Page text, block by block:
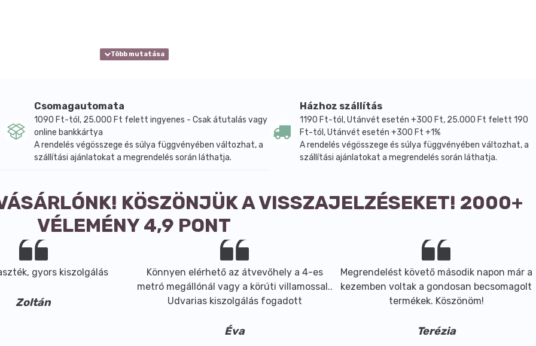
Csomagautomata
1090 Ft-tól, 25.000 Ft felett ingyenes - Csak átutalás vagy
online bankkártya
A rendelés végösszege és súlya függvényében változhat, a
szállítási ajánlatokat a megrendelés során láthatja.
Házhoz szállítás
1190 Ft-tól, Utánvét esetén +300 Ft, 25.000 Ft felett 190
Ft-tól, Utánvét esetén +300 Ft +1%
A rendelés végösszege és súlya függvényében változhat, a
szállítási ajánlatokat a megrendelés során láthatja.
KÖSZÖNJÜK A VISSZAJELZÉSEKET! 2000+
VÉLEMÉNY 4,9 PONT
gyors kiszolgálás
Zoltán
Könnyen elérhető az átvevőhely a 4-es
metró megállónál vagy a körúti villamossal..
Udvarias kiszolgálás fogadott
Éva
Megrendelést követő második napon már a
kezemben voltak a gondosan becsomagolt
termékek. Köszönöm!
Terézia